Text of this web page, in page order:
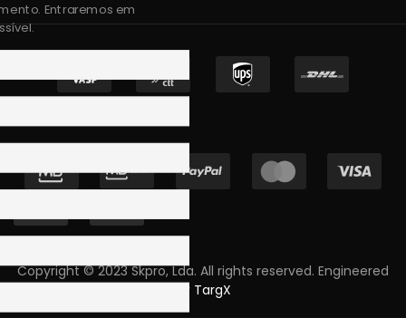
Copyright © 2023 Skpro, Lda. All rights reserved. Engineered
by TargX
Entraremos em